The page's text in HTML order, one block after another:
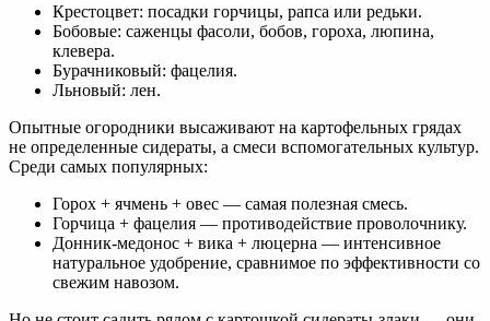
Крестоцвет: посадки горчицы, рапса или редьки.
Бобовые: саженцы фасоли, бобов, гороха, люпина,
клевера.
Бурачниковый: фацелия.
Льновый: лен.
Опытные огородники высаживают на картофельных грядах
не определенные сидераты, а смеси вспомогательных культур.
Среди самых популярных:
Горох + ячмень + овес — самая полезная смесь.
Горчица + фацелия — противодействие проволочнику.
Донник-медонос + вика + люцерна — интенсивное
натуральное удобрение, сравнимое по эффективности со
свежим навозом.